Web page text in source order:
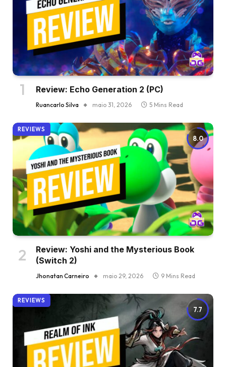
Review: Echo Generation 2 (PC)
Ruancarlo Silva maio 31, 2026 5 Mins Read
8.0
REVIEWS
Review: Yoshi and the Mysterious Book
(Switch 2)
Jhonatan Carneiro maio 29, 2026 9 Mins Read
7.7
REVIEWS